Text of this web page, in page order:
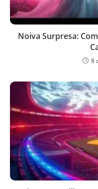
Noiva Surpresa:
8